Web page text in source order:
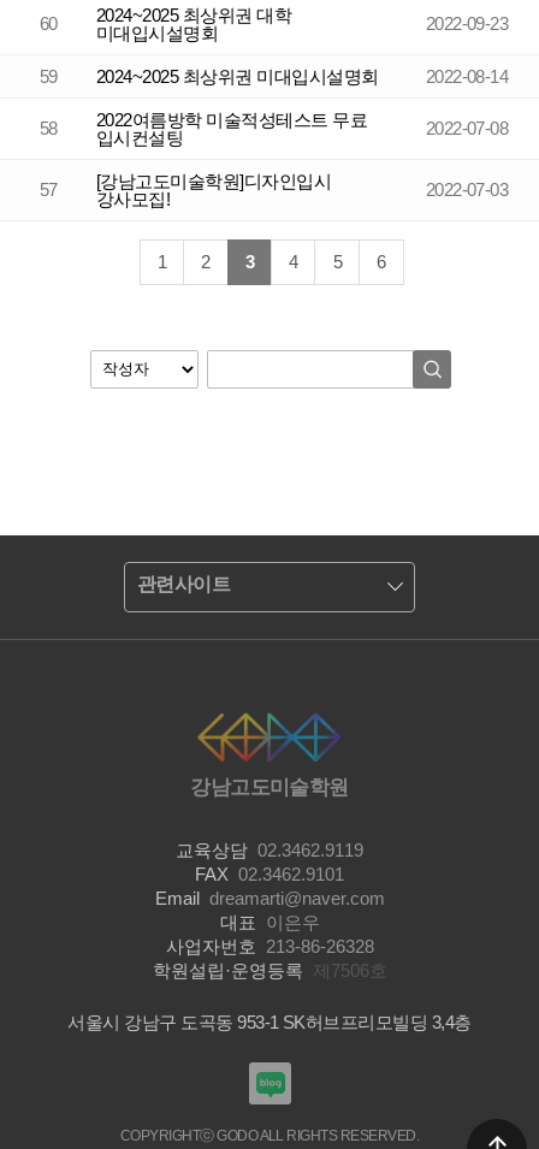
60
2024~2025 최상위권 대학
미대입시설명회
2022-09-23
59 2024~2025 최상위권 미대입시설명회 2022-08-14
58
2022여름방학 미술적성테스트 무료
입시컨설팅
2022-07-08
57
[강남고도미술학원]디자인입시
강사모집!
2022-07-03
1 2 3 4 5 6
관련사이트
강남고도미술학원
교육상담 02.3462.9119
FAX 02.3462.9101
Email dreamarti@naver.com
대표
이은우
사업자번호
213-86-26328
학원설립·운영등록 제7506호
서울시 강남구 도곡동 953-1 SK허브프리모빌딩 3,4층
COPYRIGHTⓒ GODO ALL RIGHTS RESERVED.